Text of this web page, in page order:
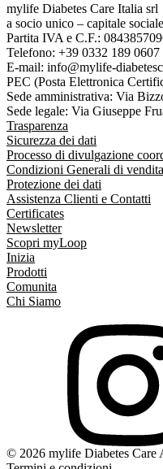
mylife Diabetes Care Italia srl
a socio unico – capitale
Partita IVA e C.F.:
Telefono: +39 0332 189 0607
E-mail: info@mylife-
PEC (Posta Elettronica
Sede amministrativa: Via
Sede legale: Via Giuseppe
Trasparenza
Sicurezza dei dati
Processo di divulgazione
Condizioni Generali di vendita
Protezione dei dati
Assistenza Clienti e Contatti
Certificates
Newsletter
Scopri myLoop
Inizia
Prodotti
Comunita
Chi Siamo
© 2026 mylife Diabetes Care